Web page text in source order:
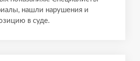
нашли нарушения и
в суде.